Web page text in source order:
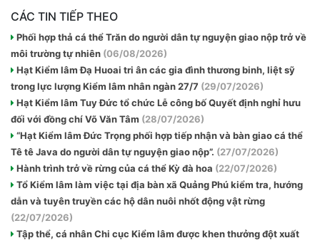
CÁC TIN TIẾP THEO
Phối hợp thả cá thể Trăn do người dân tự nguyện giao nộp trở về
môi trường tự nhiên (06/08/2026)
Hạt Kiểm lâm Đạ Huoai tri ân các gia đình thương binh, liệt sỹ
trong lực lượng Kiểm lâm nhân ngàn 27/7 (29/07/2026)
Hạt Kiểm lâm Tuy Đức tổ chức Lễ công bố Quyết định nghỉ hưu
đối với đồng chí Võ Văn Tâm (28/07/2026)
“Hạt Kiểm lâm Đức Trọng phối hợp tiếp nhận và bàn giao cá thể
Tê tê Java do người dân tự nguyện giao nộp”. (27/07/2026)
Hành trình trở về rừng của cá thể Kỳ đà hoa (22/07/2026)
Tổ Kiểm lâm làm việc tại địa bàn xã Quảng Phú kiểm tra, hướng
dẫn và tuyên truyền các hộ dân nuôi nhốt động vật rừng
(22/07/2026)
Tập thể, cá nhân Chi cục Kiểm lâm được khen thưởng đột xuất